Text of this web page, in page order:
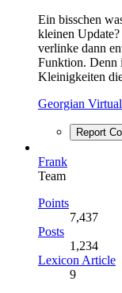
Ein bisschen
kleinen
verlinke dann
Funktion. Denn
Kleinigkeiten
Georgian
Report
Frank
Team
Points
7,437
Posts
1,234
Lexicon Article
9